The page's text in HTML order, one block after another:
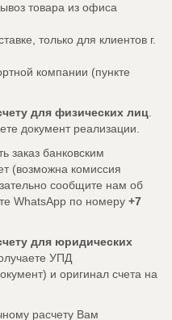
товара из офиса
только для клиентов г.
компании (пункте
для физических лиц
документ реализации.
заказ банковским
(возможна комиссия
сообщите нам об
WhatsApp по номеру +7
для юридических
УПД
и оригинал счета на
расчету Вам